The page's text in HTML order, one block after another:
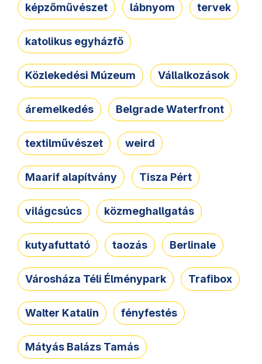
képzőművészet lábnyom tervek
katolikus egyházfő
Közlekedési Múzeum Vállalkozások
áremelkedés Belgrade Waterfront
textilművészet weird
Maarif alapítvány Tisza Pért
világcsúcs közmeghallgatás
kutyafuttató taozás Berlinale
Városháza Téli Élménypark Trafibox
Walter Katalin fényfestés
Mátyás Balázs Tamás